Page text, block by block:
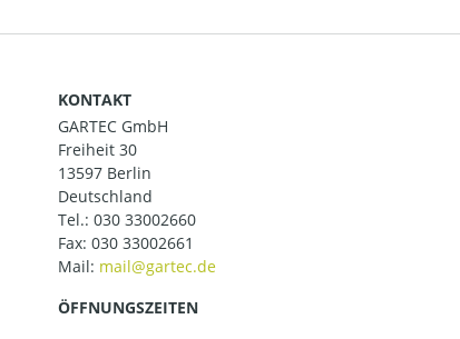
KONTAKT
GARTEC GmbH
Freiheit 30
13597 Berlin
Deutschland
Tel.: 030 33002660
Fax: 030 33002661
Mail:
ÖFFNUNGSZEITEN